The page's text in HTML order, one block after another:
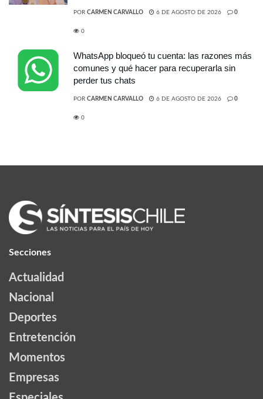
POR CARMEN CARVALLO 6 DE AGOSTO DE 2026 0
0
WhatsApp bloqueó tu cuenta: las razones más
comunes y qué hacer para recuperarla sin
perder tus chats
POR CARMEN CARVALLO 6 DE AGOSTO DE 2026 0
0
Secciones
Actualidad
Nacional
Deportes
Entretención
Momentos
Empresas